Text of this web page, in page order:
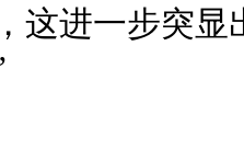
这进一步突